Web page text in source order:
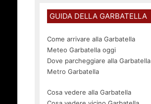
GUIDA DELLA GARBATELLA
Come arrivare alla Garbatella
Meteo Garbatella oggi
Dove parcheggiare alla Garbatella
Metro Garbatella
Cosa vedere alla Garbatella